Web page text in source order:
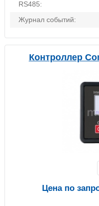
RS485:
Журнал событий:
Контроллер
Цена по